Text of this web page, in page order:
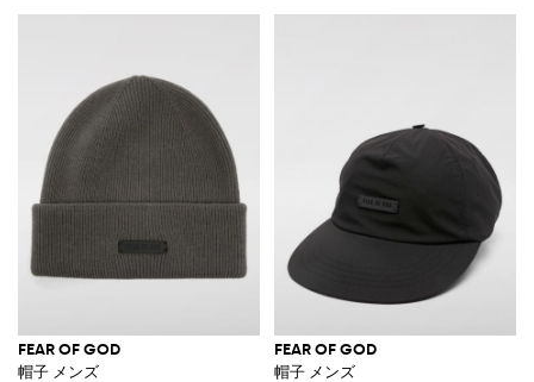
FEAR OF GOD
帽子 メンズ
FEAR OF GOD
帽子 メンズ